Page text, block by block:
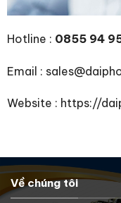
Hotline : 0855 94
Email :
Website : https://
Về chúng tôi